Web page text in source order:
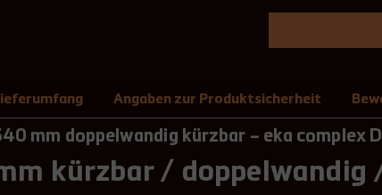
Angaben zur Produktsicherheit
mm doppelwandig kürzbar – eka complex
kürzbar / doppelwandig